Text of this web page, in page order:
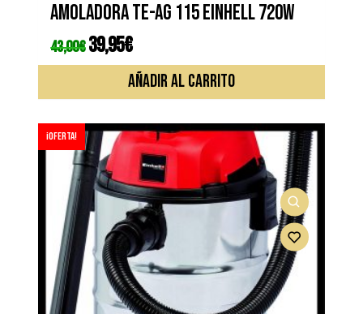
Amoladora TE-AG 115 EINHELL 720W
43,00€ El
precio
original
39,95€El
precio
actual
es:
39,95€.
AÑADIR AL CARRITO
¡Oferta!